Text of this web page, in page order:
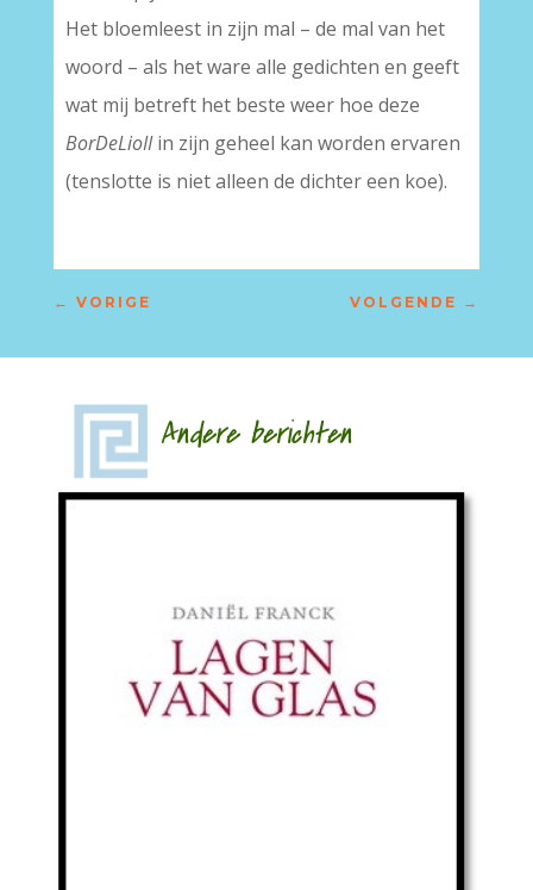
Het bloemleest in zijn mal – de mal van het
woord – als het ware alle gedichten en geeft
wat mij betreft het beste weer hoe deze
BorDeLioIIin zijn geheel kan worden ervaren
(tenslotte is niet alleen de dichter een koe).
← VORIGE VOLGENDE →
Andere berichten